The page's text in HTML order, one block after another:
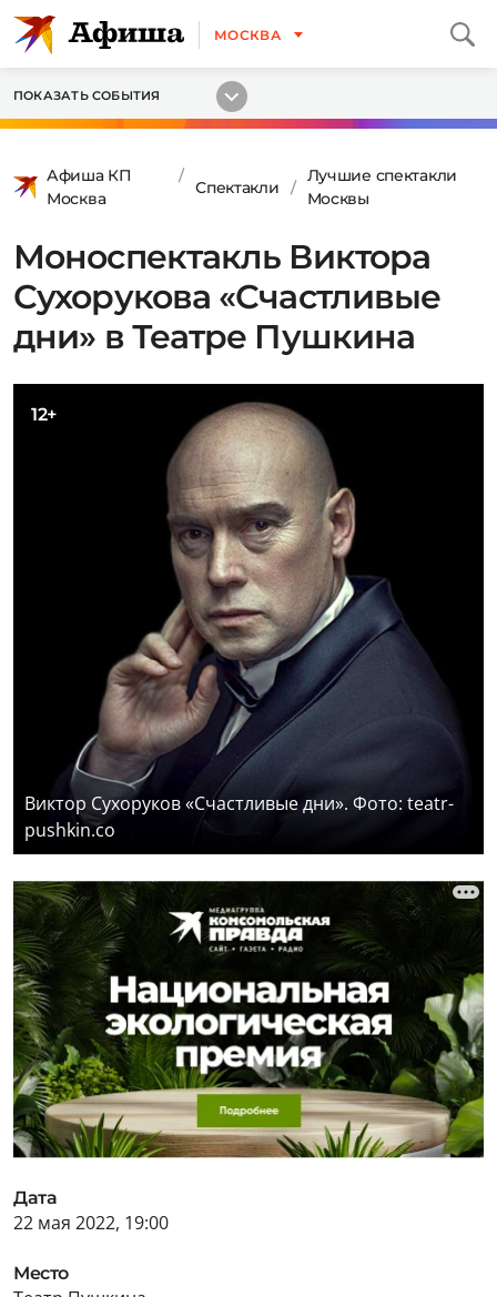
МОСКВА
ПОКАЗАТЬ СОБЫТИЯ
Афиша КП
Москва
Спектакли
Лучшие спектакли
Москвы
Моноспектакль Виктора
Сухорукова «Счастливые
дни» в Театре Пушкина
12+
Виктор Сухоруков «Счастливые дни». Фото: teatr-
pushkin.co
Дата
22 мая 2022, 19:00
Место